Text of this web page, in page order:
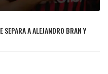
SEPARA A ALEJANDRO BRAN Y